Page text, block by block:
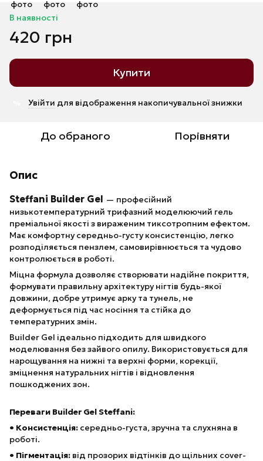
В наявності
420 грн
Купити
Увійти для відображення накопичувальної знижки
До обраного Порівняти
Опис
Steffani Builder Gel — професійний
низькотемпературний трифазний моделюючий гель
преміальної якості з вираженим тиксотропним ефектом.
Має комфортну середньо-густу консистенцію, легко
розподіляється пензлем, самовирівнюється та чудово
контролюється в роботі.
Міцна формула дозволяє створювати надійне покриття,
формувати правильну архітектуру нігтів будь-якої
довжини, добре утримує арку та тунель, не
деформується під час носіння та стійка до
температурних змін.
Builder Gel ідеально підходить для швидкого
моделювання без зайвого опилу. Використовується для
нарощування на нижні та верхні форми, корекції,
зміцнення натуральних нігтів і відновлення
пошкоджених зон.
Переваги Builder Gel Steffani:
• Консистенція: середньо-густа, зручна та слухняна в
роботі.
• Пігментація: від прозорих відтінків до щільних cover-